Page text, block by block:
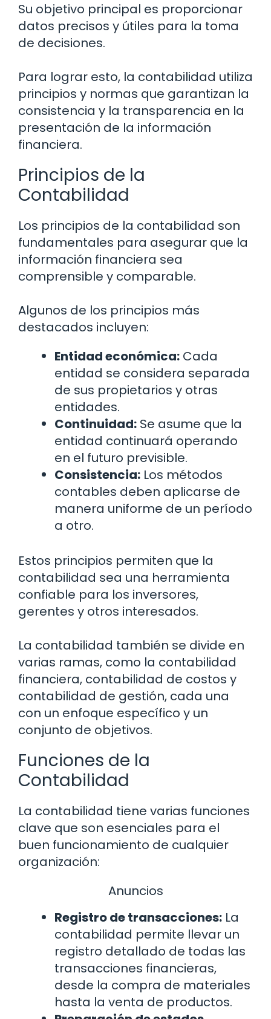
Su objetivo principal es proporcionar
datos precisos y útiles para la toma
de decisiones.
Para lograr esto, la contabilidad utiliza
principios y normas que garantizan la
consistencia y la transparencia en la
presentación de la información
financiera.
Principios de la
Contabilidad
Los principios de la contabilidad son
fundamentales para asegurar que la
información financiera sea
comprensible y comparable.
Algunos de los principios más
destacados incluyen:
Entidad económica: Cada
entidad se considera separada
de sus propietarios y otras
entidades.
Continuidad: Se asume que la
entidad continuará operando
en el futuro previsible.
Consistencia: Los métodos
contables deben aplicarse de
manera uniforme de un período
a otro.
Estos principios permiten que la
contabilidad sea una herramienta
confiable para los inversores,
gerentes y otros interesados.
La contabilidad también se divide en
varias ramas, como la contabilidad
financiera, contabilidad de costos y
contabilidad de gestión, cada una
con un enfoque específico y un
conjunto de objetivos.
Funciones de la
Contabilidad
La contabilidad tiene varias funciones
clave que son esenciales para el
buen funcionamiento de cualquier
organización:
Anuncios
Registro de transacciones: La
contabilidad permite llevar un
registro detallado de todas las
transacciones financieras,
desde la compra de materiales
hasta la venta de productos.